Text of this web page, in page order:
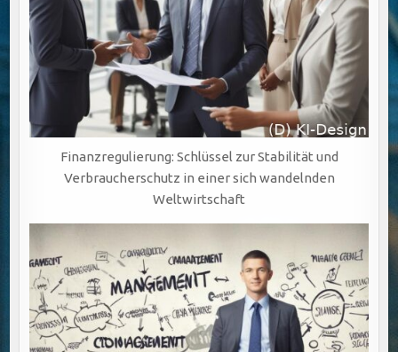
Finanzregulierung: Schlüssel zur Stabilität und
Verbraucherschutz in einer sich wandelnden
Weltwirtschaft